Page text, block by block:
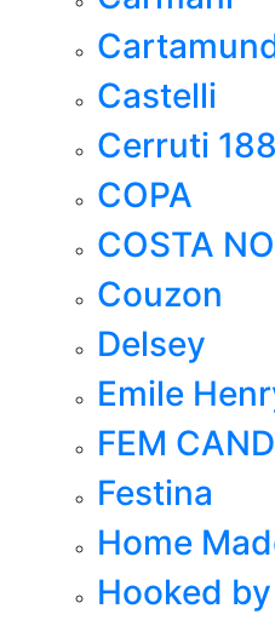
Castelli
Cerruti
COPA
COSTA
Couzon
Delsey
Emile
FEM
Festina
Home
Hooked